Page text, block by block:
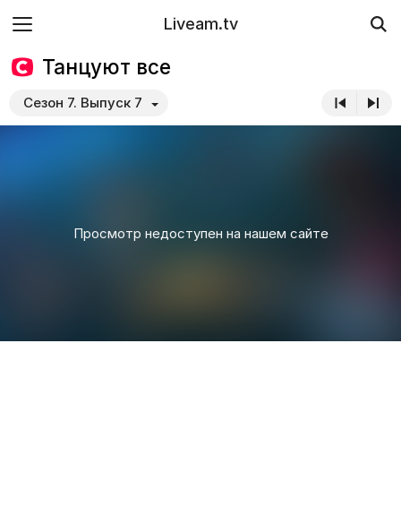
Liveam.tv
Танцуют все
Сезон 7. Выпуск 7
Просмотр недоступен на нашем сайте